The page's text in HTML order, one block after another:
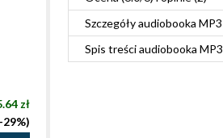
Szczegółyaudiobooka MP3
Spis treściaudiobooka MP3
zł
29%)